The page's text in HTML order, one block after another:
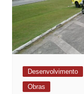
Desenvolvimento
Obras